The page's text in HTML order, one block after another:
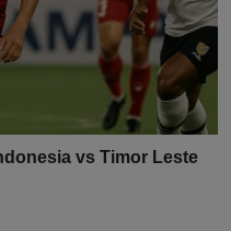
vs Timor Leste